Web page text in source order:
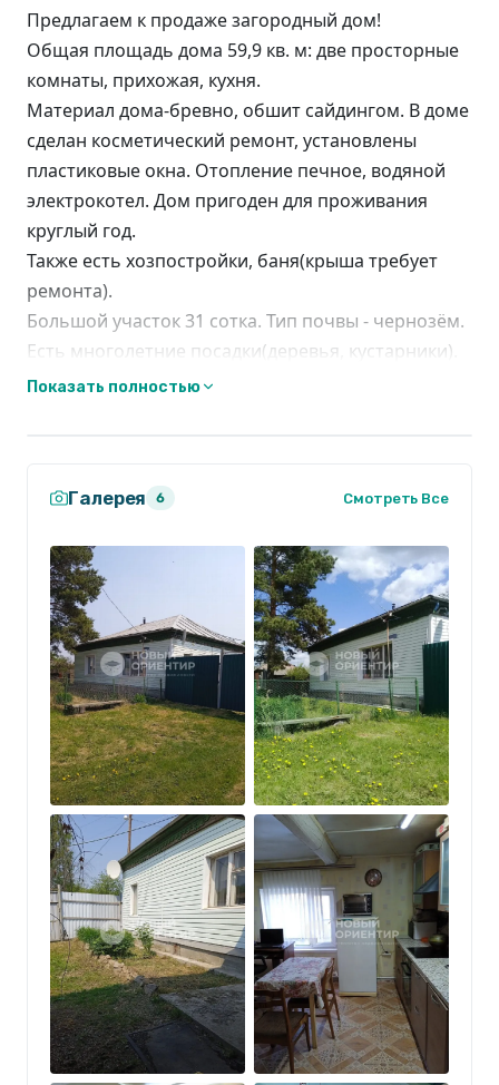
Предлагаем к продаже загородный дом!
Общая площадь дома 59,9 кв. м: две просторные
комнаты, прихожая, кухня.
Материал дома-бревно, обшит сайдингом. В доме
сделан косметический ремонт, установлены
пластиковые окна. Отопление печное, водяной
электрокотел. Дом пригоден для проживания
круглый год.
Также есть хозпостройки, баня(крыша требует
ремонта).
Большой участок 31 сотка. Тип почвы - чернозём.
Есть многолетние посадки(деревья, кустарники).
Участок граничит с лесом. Тишина, чистый воздух,
почта и ФП.
Показать полностью
Галерея 6 Смотреть Все